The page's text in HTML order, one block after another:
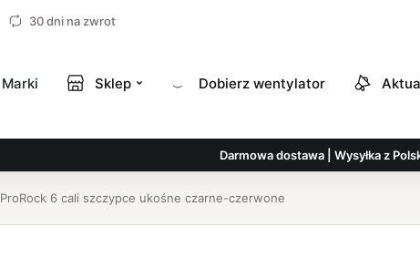
30 dni na zwrot
Marki Sklep Dobierz wentylator
Darmowa dostawa | Wysyłka z
ProRock 6 cali szczypce ukośne czarne-czerwone